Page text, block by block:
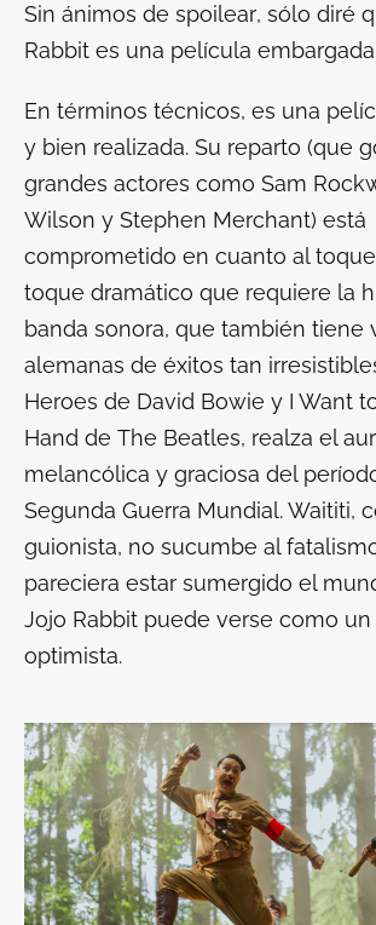
Sin ánimos de spoilear, sólo diré
Rabbit es una película
En términos técnicos, es una
y bien realizada. Su reparto (que
grandes actores como Sam
Wilson y Stephen Merchant) está
comprometido en cuanto al
toque dramático que requiere la
banda sonora, que también tiene
alemanas de éxitos tan
Heroes de David Bowie y I Want
Hand de The Beatles, realza el
melancólica y graciosa del
Segunda Guerra Mundial. Waititi,
guionista, no sucumbe al
pareciera estar sumergido el
Jojo Rabbit puede verse como
optimista.